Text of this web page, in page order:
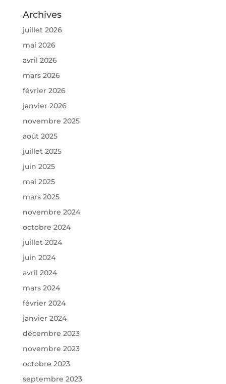
Archives
juillet 2026
mai 2026
avril 2026
mars 2026
février 2026
janvier 2026
novembre 2025
août 2025
juillet 2025
juin 2025
mai 2025
mars 2025
novembre 2024
octobre 2024
juillet 2024
juin 2024
avril 2024
mars 2024
février 2024
janvier 2024
décembre 2023
novembre 2023
octobre 2023
septembre 2023